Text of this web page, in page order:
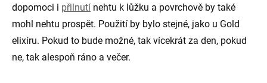
dopomoci i přilnutí nehtu k lůžku a povrchově by také
mohl nehtu prospět. Použití by bylo stejné, jako u Gold
elixíru. Pokud to bude možné, tak vícekrát za den, pokud
ne, tak alespoň ráno a večer.